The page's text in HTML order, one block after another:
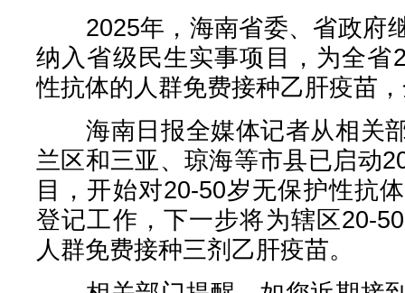
2025年，海南省委、省政府
纳入省级民生实事项目，为全省
性抗体的人群免费接种乙肝疫苗
海南日报全媒体记者从相关
兰区和三亚、琼海等市县已启动
目，开始对20-50岁无保护性抗
登记工作，下一步将为辖区20-
人群免费接种三剂乙肝疫苗。